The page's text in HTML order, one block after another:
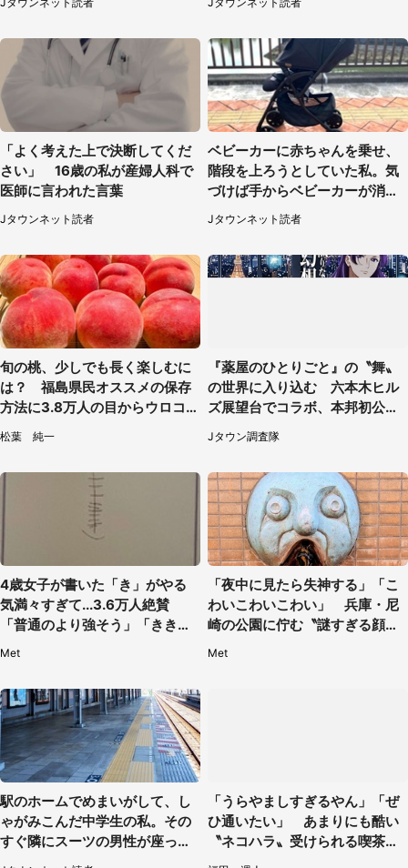
代女性）
「よく考えた上で決断してくだ
さい」 16歳の私が産婦人科で
医師に言われた言葉
Jタウンネット読者
ベビーカーに赤ちゃんを乗せ、
階段を上ろうとしていた私。気
づけば手からベビーカーが消え
ていて（神奈川県・60代女性）
Jタウンネット読者
旬の桃、少しでも長く楽しむに
は？ 福島県民オススメの保存
方法に3.8万人の目からウロコ
「全国民が知りたかった！」
松葉 純一
『薬屋のひとりごと』の〝舞〟
の世界に入り込む 六本木ヒル
ズ展望台でコラボ、本邦初公開
の「猫猫像」も【8／1～10／2
6】
Jタウン調査隊
4歳女子が書いた「き」がやる
気満々すぎて...3.6万人絶賛
「普通のより強そう」「きき迫
Met
「夜中に見たら失神する」「こ
わいこわいこわい」 兵庫・尼
崎の公園に佇む〝謎すぎる顔〟
Met
駅のホームでめまいがして、し
ゃがみこんだ中学生の私。その
すぐ隣にスーツの男性が座って
きて（千葉県・20代女性）
「うらやましすぎるやん」「ぜ
ひ通いたい」 あまりにも酷い
〝ネコハラ〟受けられる喫茶店
に5.3万人驚がく